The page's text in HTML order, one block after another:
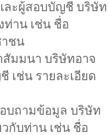
ะผู้สอบบัญชี บริษัท
ท่าน เช่น ชื่อ
ชน
มมนา บริษัทอาจ
เช่น รายละเอียด
ถามข้อมูล บริษัท
กับท่าน เช่น ชื่อ